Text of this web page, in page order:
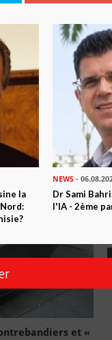
et «
la
NEWS-
Dr Sami
l'IA - 2ème